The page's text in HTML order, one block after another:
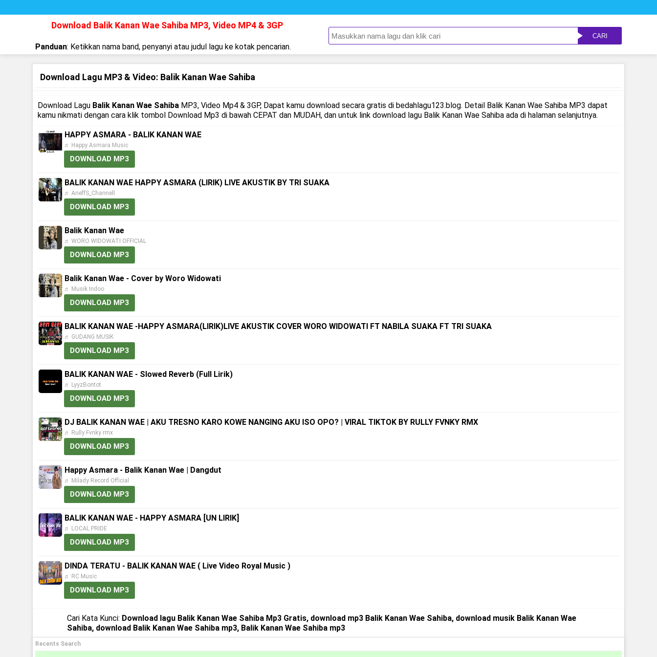
Download Balik Kanan Wae Sahiba MP3, Video MP4 & 3GP
Panduan: Ketikkan nama band, penyanyi atau judul lagu ke kotak pencarian.
CARI
Download Lagu MP3 & Video: Balik Kanan Wae Sahiba
Download Lagu Balik Kanan Wae Sahiba MP3, Video Mp4 & 3GP, Dapat kamu download secara gratis di bedahlagu123.blog. Detail Balik Kanan Wae Sahiba MP3 dapat
kamu nikmati dengan cara klik tombol Download Mp3 di bawah CEPAT dan MUDAH, dan untuk link download lagu Balik Kanan Wae Sahiba ada di halaman selanjutnya.
HAPPY ASMARA - BALIK KANAN WAE
♬ Happy Asmara Music
DOWNLOAD MP3
BALIK KANAN WAE HAPPY ASMARA (LIRIK) LIVE AKUSTIK BY TRI SUAKA
♬ ArieffS_Channell
DOWNLOAD MP3
Balik Kanan Wae
♬ WORO WIDOWATI OFFICIAL
DOWNLOAD MP3
Balik Kanan Wae - Cover by Woro Widowati
♬ Musik Indoo
DOWNLOAD MP3
BALIK KANAN WAE -HAPPY ASMARA(LIRIK)LIVE AKUSTIK COVER WORO WIDOWATI FT NABILA SUAKA FT TRI SUAKA
♬ GUDANG MUSIK
DOWNLOAD MP3
BALIK KANAN WAE - Slowed Reverb (Full Lirik)
♬ LyyzBontot
DOWNLOAD MP3
DJ BALIK KANAN WAE | AKU TRESNO KARO KOWE NANGING AKU ISO OPO? | VIRAL TIKTOK BY RULLY FVNKY RMX
♬ Rully Fvnky rmx
DOWNLOAD MP3
Happy Asmara - Balik Kanan Wae | Dangdut
♬ Milady Record Official
DOWNLOAD MP3
BALIK KANAN WAE - HAPPY ASMARA [UN LIRIK]
♬ LOCAL PRIDE
DOWNLOAD MP3
DINDA TERATU - BALIK KANAN WAE ( Live Video Royal Music )
♬ RC Music
DOWNLOAD MP3
Cari Kata Kunci: Download lagu Balik Kanan Wae Sahiba Mp3 Gratis, download mp3 Balik Kanan Wae Sahiba, download musik Balik Kanan Wae
Sahiba, download Balik Kanan Wae Sahiba mp3, Balik Kanan Wae Sahiba mp3
Recents Search